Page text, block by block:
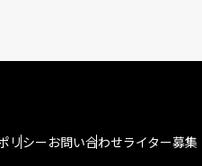
リシーお問い合わせライター募集